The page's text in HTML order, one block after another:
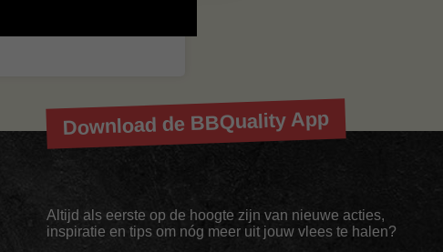
Download de BBQuality App
Altijd als eerste op de hoogte zijn van nieuwe acties,
inspiratie en tips om nóg meer uit jouw vlees te halen?